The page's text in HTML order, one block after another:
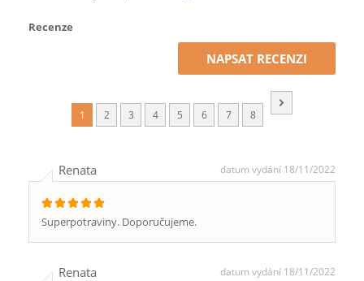
Recenze
NAPSAT RECENZI
1 2 3 4 5 6 7 8
Renata datum vydání 18/11/2022
Superpotraviny. Doporučujeme.
Renata datum vydání 18/11/2022